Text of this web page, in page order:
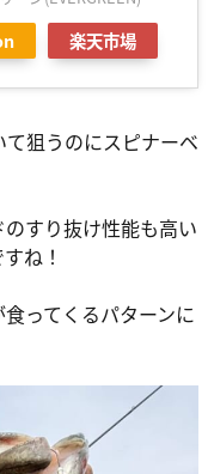
楽天市場
狙うのにスピナーベ
すり抜け性能も高い
ね！
ってくるパターンに